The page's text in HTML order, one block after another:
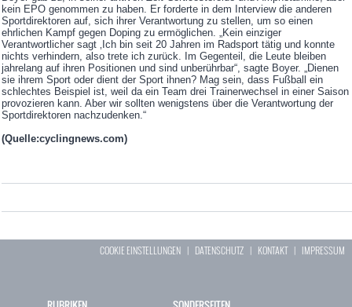
kein EPO genommen zu haben. Er forderte in dem Interview die anderen
Sportdirektoren auf, sich ihrer Verantwortung zu stellen, um so einen
ehrlichen Kampf gegen Doping zu ermöglichen. „Kein einziger
Verantwortlicher sagt ‚Ich bin seit 20 Jahren im Radsport tätig und konnte
nichts verhindern, also trete ich zurück. Im Gegenteil, die Leute bleiben
jahrelang auf ihren Positionen und sind unberührbar“, sagte Boyer. „Dienen
sie ihrem Sport oder dient der Sport ihnen? Mag sein, dass Fußball ein
schlechtes Beispiel ist, weil da ein Team drei Trainerwechsel in einer Saison
provozieren kann. Aber wir sollten wenigstens über die Verantwortung der
Sportdirektoren nachzudenken.“
(Quelle:cyclingnews.com)
COOKIE EINSTELLUNGEN | DATENSCHUTZ | KONTAKT| IMPRESSUM